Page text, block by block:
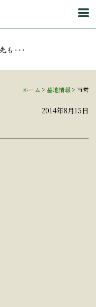
ホーム > 墓地情報> 市営
2014年8月15日